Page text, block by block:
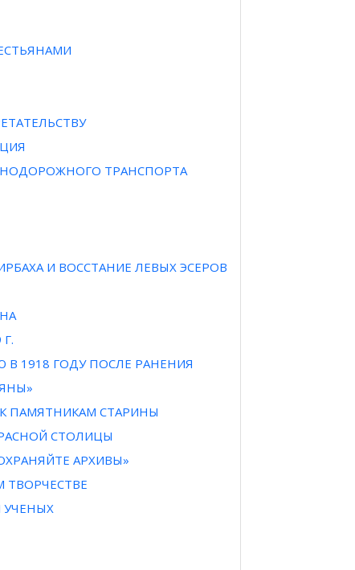
ТРАНСПОРТА
И ВОССТАНИЕ ЛЕВЫХ ЭСЕРОВ
1918 ГОДУ ПОСЛЕ РАНЕНИЯ
ПАМЯТНИКАМ СТАРИНЫ
СТОЛИЦЫ
АРХИВЫ»
УЧЕНЫХ